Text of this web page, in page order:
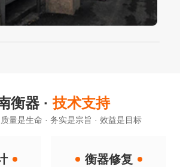
衡器 · 技术支持
量是生命 · 务实是宗旨 · 效益是目标
衡器修复